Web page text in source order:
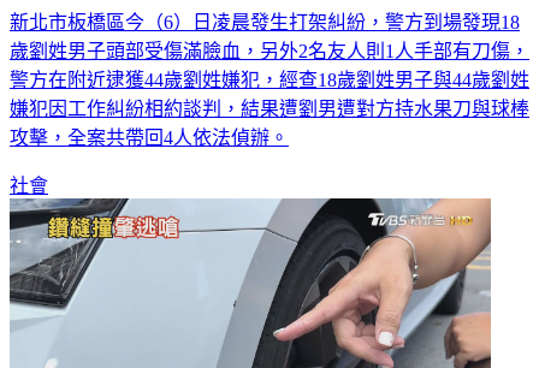
新北市板橋區今（6）日凌晨發生打架糾紛，警方到場發現18
歲劉姓男子頭部受傷滿臉血，另外2名友人則1人手部有刀傷，
警方在附近逮獲44歲劉姓嫌犯，經查18歲劉姓男子與44歲劉姓
嫌犯因工作糾紛相約談判，結果遭劉男遭對方持水果刀與球棒
攻擊，全案共帶回4人依法偵辦。
社會